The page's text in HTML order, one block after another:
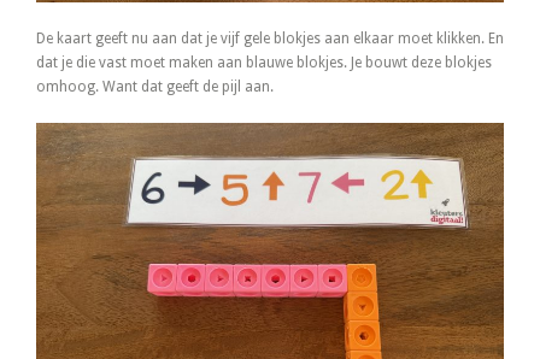
De kaart geeft nu aan dat je vijf gele blokjes aan elkaar moet klikken. En
dat je die vast moet maken aan blauwe blokjes. Je bouwt deze blokjes
omhoog. Want dat geeft de pijl aan.